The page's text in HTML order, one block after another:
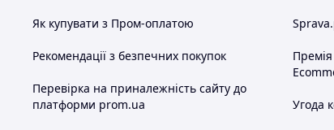
Як купувати з Пром-оплатою
Рекомендації з безпечних покупок
Перевірка на приналежність сайту до
платформи prom.ua
Угода